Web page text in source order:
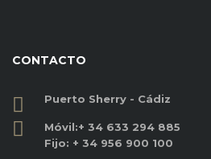
CONTACTO
Puerto Sherry - Cádiz
Móvil:+ 34 633 294 885
Fijo: + 34 956 900 100